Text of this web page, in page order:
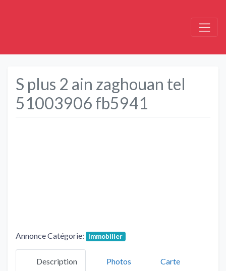
S plus 2 ain zaghouan tel
51003906 fb5941
Annonce Catégorie: Immobilier
Description Photos Carte